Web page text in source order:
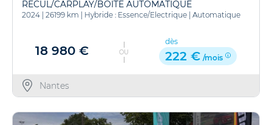
RECUL/CARPLAY/BOITE AUTOMATIQUE
2024 | 26199 km | Hybride : Essence/Electrique | Automatique
18 980 € OU
dès
222 € /mois
Nantes